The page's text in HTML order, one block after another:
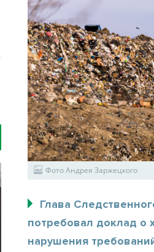
Фото Андрея Заржецкого
Глава
потребовал доклад о
нарушения